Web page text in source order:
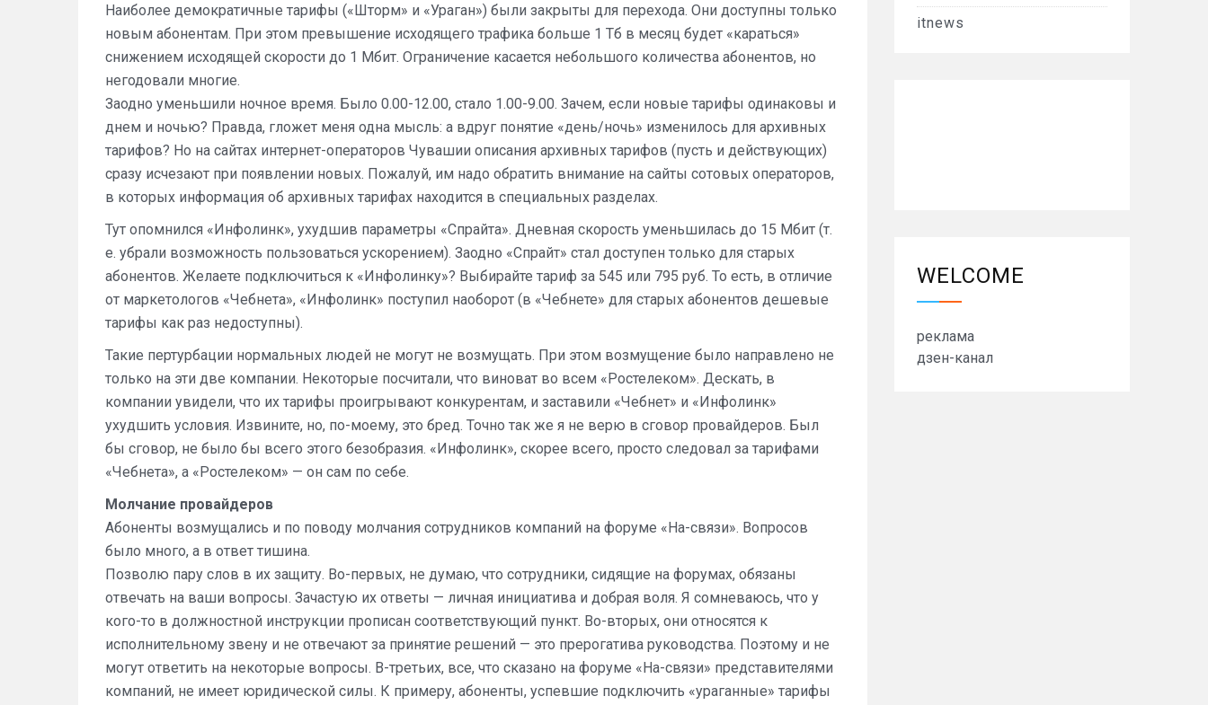
Наиболее демократичные тарифы («Шторм» и «Ураган») были закрыты для перехода. Они доступны только
новым абонентам. При этом превышение исходящего трафика больше 1 Тб в месяц будет «караться»
снижением исходящей скорости до 1 Мбит. Ограничение касается небольшого количества абонентов, но
негодовали многие.
Заодно уменьшили ночное время. Было 0.00-12.00, стало 1.00-9.00. Зачем, если новые тарифы одинаковы и
днем и ночью? Правда, гложет меня одна мысль: а вдруг понятие «день/ночь» изменилось для архивных
тарифов? Но на сайтах интернет-операторов Чувашии описания архивных тарифов (пусть и действующих)
сразу исчезают при появлении новых. Пожалуй, им надо обратить внимание на сайты сотовых операторов,
в которых информация об архивных тарифах находится в специальных разделах.
Тут опомнился «Инфолинк», ухудшив параметры «Спрайта». Дневная скорость уменьшилась до 15 Мбит (т.
е. убрали возможность пользоваться ускорением). Заодно «Спрайт» стал доступен только для старых
абонентов. Желаете подключиться к «Инфолинку»? Выбирайте тариф за 545 или 795 руб. То есть, в отличие
от маркетологов «Чебнета», «Инфолинк» поступил наоборот (в «Чебнете» для старых абонентов дешевые
тарифы как раз недоступны).
Такие пертурбации нормальных людей не могут не возмущать. При этом возмущение было направлено не
только на эти две компании. Некоторые посчитали, что виноват во всем «Ростелеком». Дескать, в
компании увидели, что их тарифы проигрывают конкурентам, и заставили «Чебнет» и «Инфолинк»
ухудшить условия. Извините, но, по-моему, это бред. Точно так же я не верю в сговор провайдеров. Был
бы сговор, не было бы всего этого безобразия. «Инфолинк», скорее всего, просто следовал за тарифами
«Чебнета», а «Ростелеком» — он сам по себе.
Молчание провайдеров
Абоненты возмущались и по поводу молчания сотрудников компаний на форуме «На-связи». Вопросов
было много, а в ответ тишина.
Позволю пару слов в их защиту. Во-первых, не думаю, что сотрудники, сидящие на форумах, обязаны
отвечать на ваши вопросы. Зачастую их ответы — личная инициатива и добрая воля. Я сомневаюсь, что у
кого-то в должностной инструкции прописан соответствующий пункт. Во-вторых, они относятся к
исполнительному звену и не отвечают за принятие решений — это прерогатива руководства. Поэтому и не
могут ответить на некоторые вопросы. В-третьих, все, что сказано на форуме «На-связи» представителями
компаний, не имеет юридической силы. К примеру, абоненты, успевшие подключить «ураганные» тарифы
itnews
WELCOME
реклама
дзен-канал